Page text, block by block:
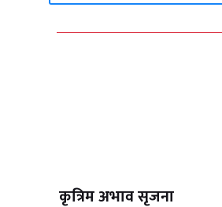
कृत्रिम अभाव सृजना